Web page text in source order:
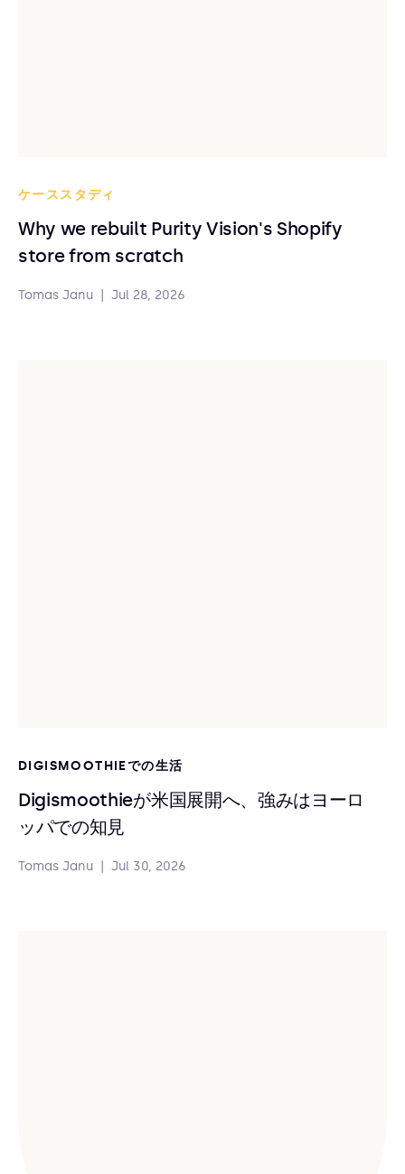
ケーススタディ
Why we rebuilt Purity Vision's Shopify
store from scratch
Tomas Janu Jul 28, 2026
DIGISMOOTHIEでの生活
Digismoothieが米国展開へ、強みはヨーロ
ッパでの知見
Tomas Janu Jul 30, 2026